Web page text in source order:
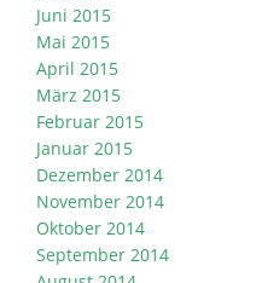
Juni 2015
Mai 2015
April 2015
März 2015
Februar 2015
Januar 2015
Dezember 2014
November 2014
Oktober 2014
September 2014